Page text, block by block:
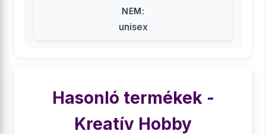
NEM:
unisex
Hasonló termékek -
Kreatív Hobby